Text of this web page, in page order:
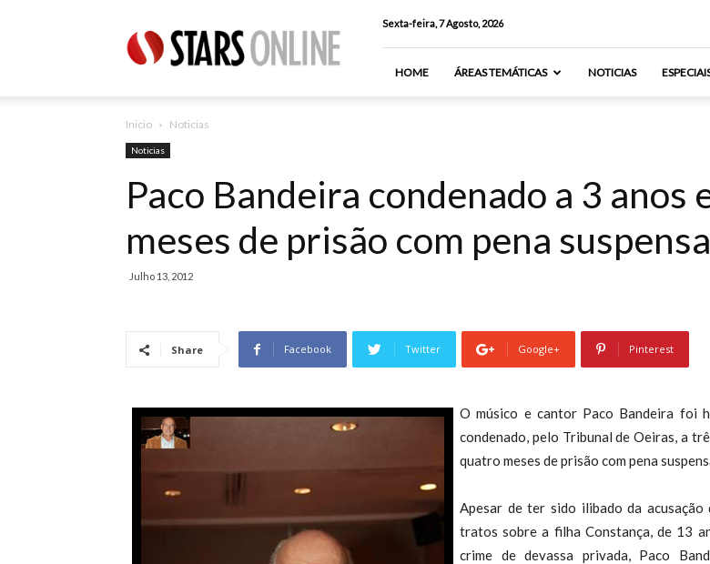
Online
Sexta-feira, 7 Agosto, 2026
HOME ÁREAS TEMÁTICAS NOTICIAS
Inicio Noticias
Noticias
Paco Bandeira condenado a 3 anos
meses de prisão com pena suspensa
Julho 13, 2012
Share Facebook Twitter Google+ Pinterest
O músico e cantor Paco Bandeira foi
condenado, pelo Tribunal de Oeiras, a
quatro meses de prisão com pena
Apesar de ter sido ilibado da acusação
tratos sobre a filha Constança, de 13
crime de devassa privada, Paco